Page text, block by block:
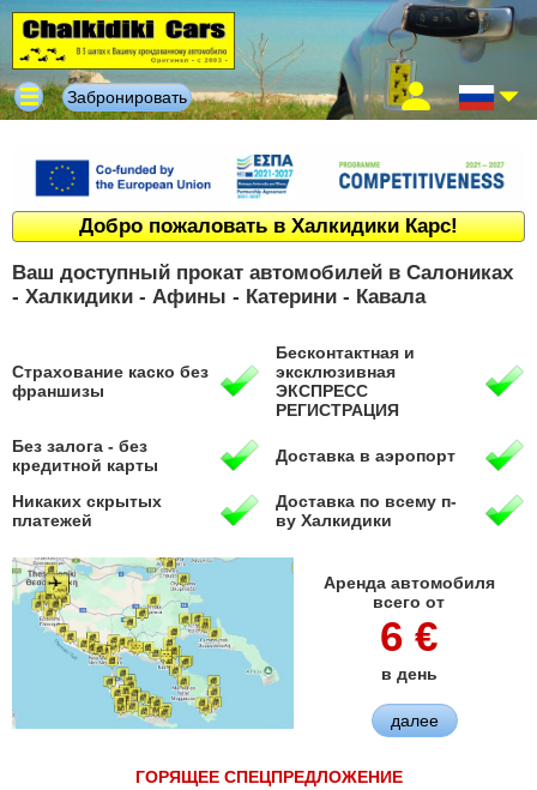
Забронировать
Добро пожаловать в Халкидики Карс!
Ваш доступный прокат автомобилей в Салониках
- Халкидики - Афины - Катерини - Кавала
Страхование каско без
франшизы
Бесконтактная и
эксклюзивная
ЭКСПРЕСС
РЕГИСТРАЦИЯ
Без залога - без
кредитной карты
Доставка в аэропорт
Никаких скрытых
платежей
Доставка по всему п-
ву Халкидики
Аренда автомобиля
всего от
6 €
в день
далее
ГОРЯЩЕЕ СПЕЦПРЕДЛОЖЕНИЕ